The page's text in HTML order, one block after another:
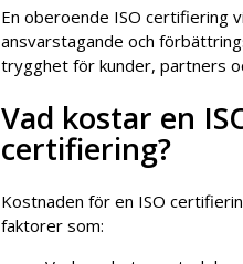
En oberoende ISO certifiering
ansvarstagande och
trygghet för kunder, partners
Vad kostar en
certifiering?
Kostnaden för en ISO
faktorer som: